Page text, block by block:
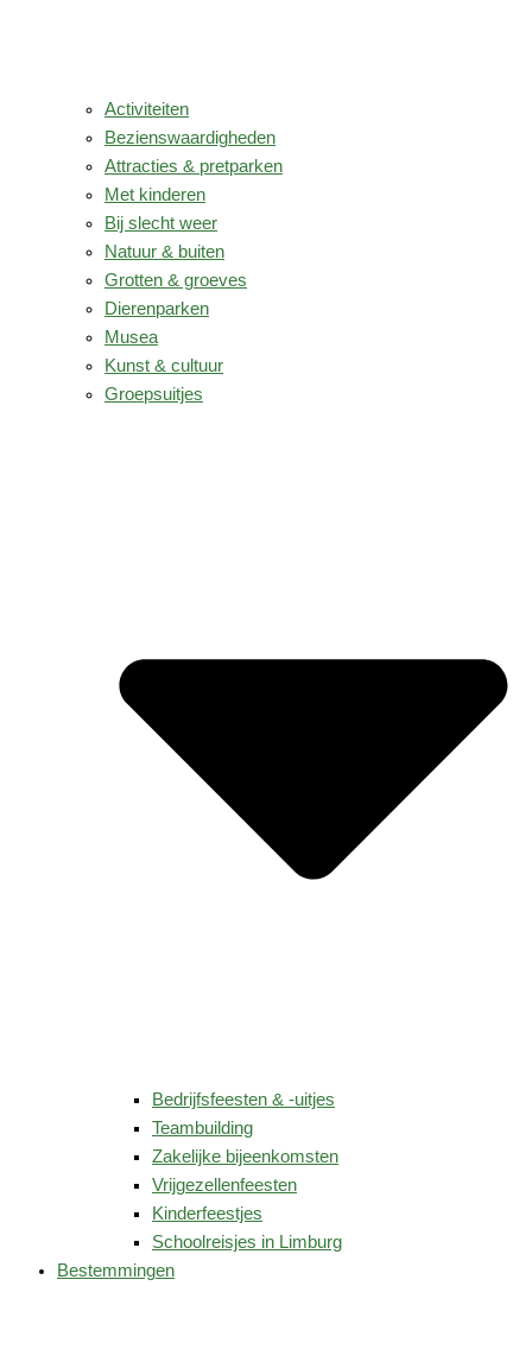
Activiteiten
Bezienswaardigheden
Attracties & pretparken
Met kinderen
Bij slecht weer
Natuur & buiten
Grotten & groeves
Dierenparken
Musea
Kunst & cultuur
Groepsuitjes
Bedrijfsfeesten & -uitjes
Teambuilding
Zakelijke bijeenkomsten
Vrijgezellenfeesten
Kinderfeestjes
Schoolreisjes in Limburg
Bestemmingen